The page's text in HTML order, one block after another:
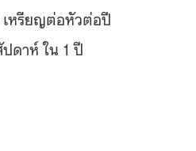
หรียญต่อหัวต่อปี
ดาห์ ใน 1 ปี